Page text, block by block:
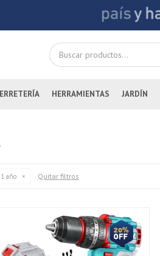
HERRAMIENTAS JARDÍN
1 año Quitar filtros